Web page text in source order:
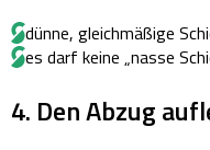
dünne, gleichmäßige
es darf keine „nasse
4. Den Abzug